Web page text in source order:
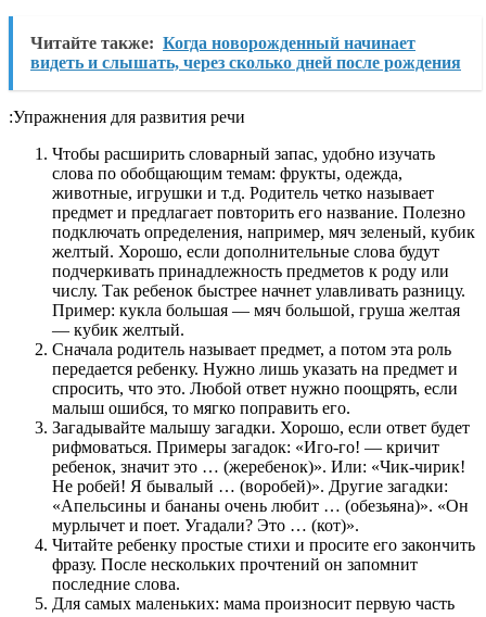
Читайте также: Когда новорожденный начинает
видеть и слышать, через сколько дней после рождения
:Упражнения для развития речи
Чтобы расширить словарный запас, удобно изучать
слова по обобщающим темам: фрукты, одежда,
животные, игрушки и т.д. Родитель четко называет
предмет и предлагает повторить его название. Полезно
подключать определения, например, мяч зеленый, кубик
желтый. Хорошо, если дополнительные слова будут
подчеркивать принадлежность предметов к роду или
числу. Так ребенок быстрее начнет улавливать разницу.
Пример: кукла большая — мяч большой, груша желтая
— кубик желтый.
Сначала родитель называет предмет, а потом эта роль
передается ребенку. Нужно лишь указать на предмет и
спросить, что это. Любой ответ нужно поощрять, если
малыш ошибся, то мягко поправить его.
Загадывайте малышу загадки. Хорошо, если ответ будет
рифмоваться. Примеры загадок: «Иго-го! — кричит
ребенок, значит это … (жеребенок)». Или: «Чик-чирик!
Не робей! Я бывалый … (воробей)». Другие загадки:
«Апельсины и бананы очень любит … (обезьяна)». «Он
мурлычет и поет. Угадали? Это … (кот)».
Читайте ребенку простые стихи и просите его закончить
фразу. После нескольких прочтений он запомнит
последние слова.
Для самых маленьких: мама произносит первую часть